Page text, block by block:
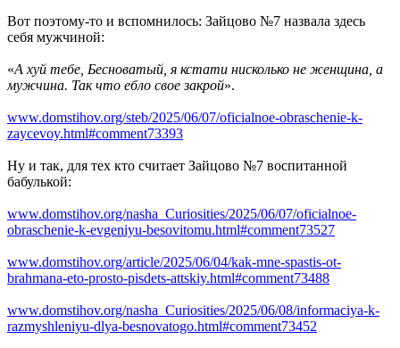
Вот поэтому-то и вспомнилось: Зайцово №7 назвала здесь
себя мужчиной:
«А хуй тебе, Бесноватый, я кстати нисколько не женщина, а
мужчина. Так что ебло свое закрой».
www.domstihov.org/steb/2025/06/07/oficialnoe-obraschenie-k-
zaycevoy.html#comment73393
Ну и так, для тех кто считает Зайцово №7 воспитанной
бабулькой:
www.domstihov.org/nasha_Curiosities/2025/06/07/oficialnoe-
obraschenie-k-evgeniyu-besovitomu.html#comment73527
www.domstihov.org/article/2025/06/04/kak-mne-spastis-ot-
brahmana-eto-prosto-pisdets-attskiy.html#comment73488
www.domstihov.org/nasha_Curiosities/2025/06/08/informaciya-k-
razmyshleniyu-dlya-besnovatogo.html#comment73452